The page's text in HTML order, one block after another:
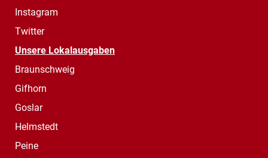
Instagram
Twitter
Unsere Lokalausgaben
Braunschweig
Gifhorn
Goslar
Helmstedt
Peine